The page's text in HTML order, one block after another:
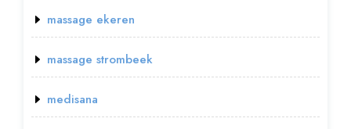
massage ekeren
massage strombeek
medisana